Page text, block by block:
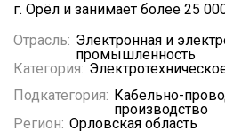
г. Орёл и занимает более 25
Отрасль: Электронная и
промышленность
Категория:
Подкатегория: Кабельно-
производство
Регион: Орловская область